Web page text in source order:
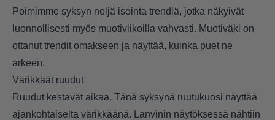
Poimimme syksyn neljä isointa trendiä, jotka näkyivät
luonnollisesti myös muotiviikoilla vahvasti. Muotiväki on
ottanut trendit omakseen ja näyttää, kuinka puet ne
arkeen.
Värikkäät ruudut
Ruudut kestävät aikaa. Tänä syksynä ruutukuosi näyttää
ajankohtaiselta värikkäänä. Lanvinin näytöksessä nähtiin